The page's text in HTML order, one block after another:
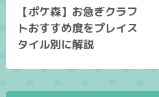
【ポケ森】お急ぎクラフ
トおすすめ度をプレイス
タイル別に解説